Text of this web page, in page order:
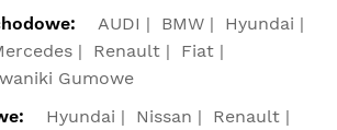
AUDI BMW
Hyundai
Renault
Fiat
Gumowe
Hyundai Nissan
Renault